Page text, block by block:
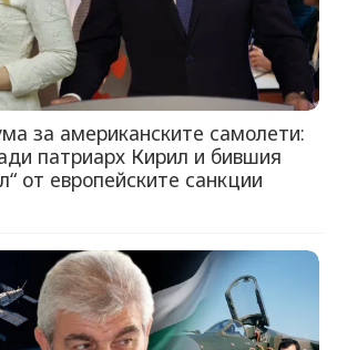
за американските самолети:
патриарх Кирил и бившия
от европейските санкции